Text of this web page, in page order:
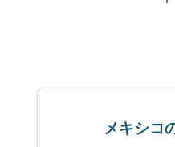
メキシコ